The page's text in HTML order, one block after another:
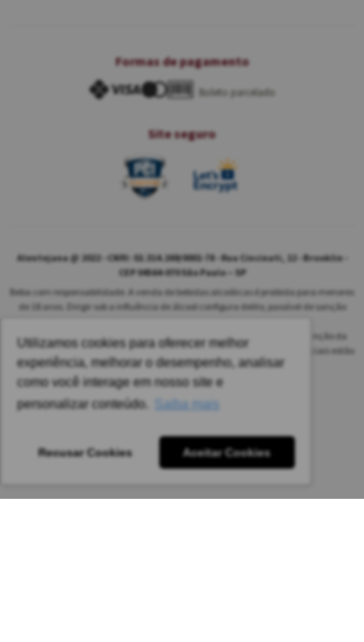
Utilizamos cookies para oferecer melhor
experiência, melhorar o desempenho, analisar
como você interage em nosso site e
personalizar conteúdo.
Saiba mais
Recusar Cookies Aceitar Cookies
Formas de pagamento
Boleto parcelado
Site seguro
Alentejana @ 2022 - CNPJ: 02.314.269/0001-78 - Rua Cincinati, 12 - Brooklin -
CEP 04564-070 São Paulo – SP
Beba com responsabilidade. A venda de bebidas alcoólicas é proibida para menores
de 18 anos. Dirigir sob a influência de álcool configura delito, passível de sanção
As safras dos vinhos poderão ser diferentes das informadas no site em função da
disponibilidade do nosso estoque. Alteração de preços e condições comerciais estão
sujeitas a alteração sem aviso prévio.
Pedido mínimo: R$ 1.650,00 para todas as regiões.
Imagens meramente ilustrativas.